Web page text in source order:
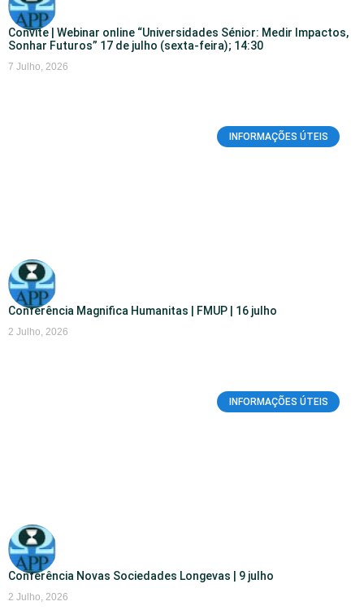
Convite | Webinar online “Universidades Sénior: Medir Impactos,
Sonhar Futuros” 17 de julho (sexta-feira); 14:30
7 Julho, 2026
INFORMAÇÕES ÚTEIS
Conferência Magnifica Humanitas | FMUP | 16 julho
2 Julho, 2026
INFORMAÇÕES ÚTEIS
Conferência Novas Sociedades Longevas | 9 julho
2 Julho, 2026